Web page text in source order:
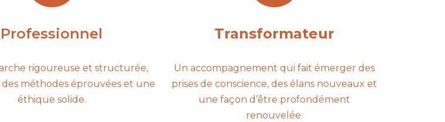
Professionnel
rigoureuse et structurée,
méthodes éprouvées et une
éthique solide.
Transformateur
Un accompagnement qui fait émerger des
prises de conscience, des élans nouveaux et
une façon d’être profondément
renouvelée.